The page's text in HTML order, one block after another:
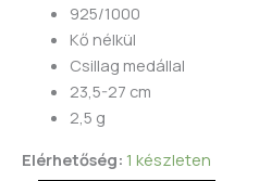
925/1000
Kő nélkül
Csillag medállal
23,5-27 cm
2,5 g
Elérhetőség: 1 készleten